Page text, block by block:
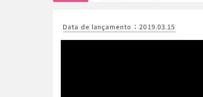
Data de lançamento ： 2019.03.15